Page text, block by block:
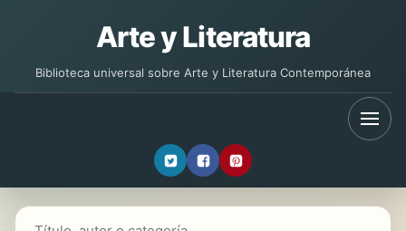
Arte y Literatura
Biblioteca universal sobre Arte y Literatura Contemporánea